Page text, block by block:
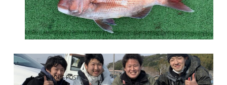
投稿ナビゲーション
PREVIOUS POST